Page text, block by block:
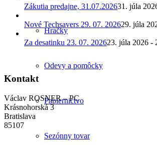
Hračky
Odevy a pomôcky
Papiernictvo
Sezónny tovar
Zákutia predajne, 31.07.202631. júla
Nové Techsavers 29. 07. 202629. júla
Za desatinku 23. 07. 202623. júla 2026 -
Kontakt
Václav ROSNER – PC
Krásnohorská 3
Bratislava
85107